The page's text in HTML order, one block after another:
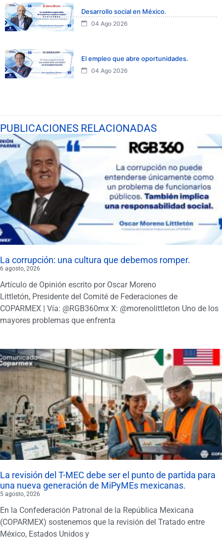
Desarrollo social en México.
04 Ago 2026
El empleo que abre oportunidades.
04 Ago 2026
PUBLICACIONES RELACIONADAS
La corrupción: una cultura que debemos romper.
6 agosto, 2026
Artículo de Opinión escrito por Oscar Moreno
Littletón, Presidente del Comité de Federaciones de
COPARMEX | Vía: @RGB360mx X: @morenolittleton Uno de los
mayores problemas que enfrenta
La revisión del T-MEC debe ser el punto de partida para
una nueva generación de MiPyMEs mexicanas.
5 agosto, 2026
En la Confederación Patronal de la República Mexicana
(COPARMEX) sostenemos que la revisión del Tratado entre
México, Estados Unidos y